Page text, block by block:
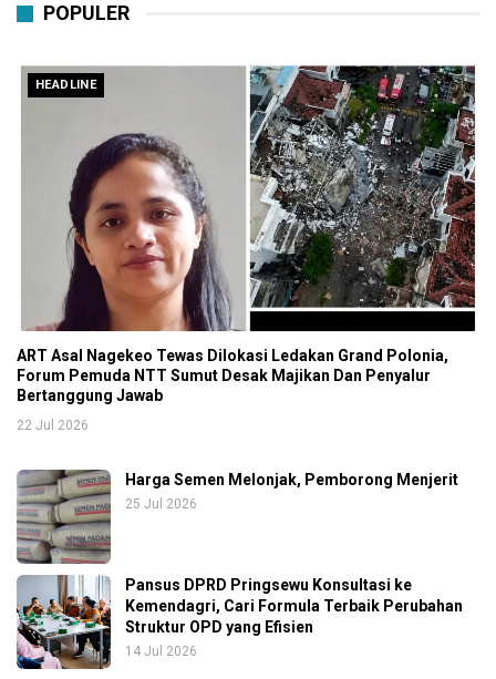
POPULER
HEADLINE
ART Asal Nagekeo Tewas Dilokasi Ledakan Grand Polonia,
Forum Pemuda NTT Sumut Desak Majikan Dan Penyalur
Bertanggung Jawab
22 Jul 2026
Harga Semen Melonjak, Pemborong Menjerit
25 Jul 2026
Pansus DPRD Pringsewu Konsultasi ke
Kemendagri, Cari Formula Terbaik Perubahan
Struktur OPD yang Efisien
14 Jul 2026